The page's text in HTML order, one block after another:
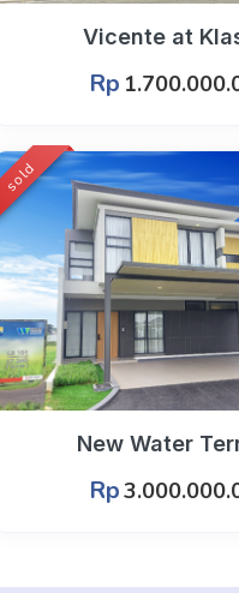
Vicente at
Rp
sold
New Water
Rp